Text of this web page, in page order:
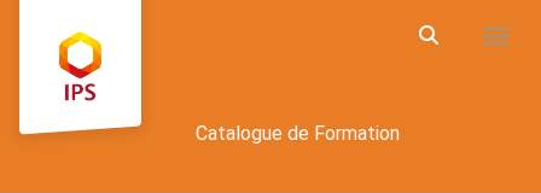
Catalogue de Formation